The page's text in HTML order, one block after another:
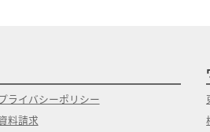
ライバシーポリシー
料請求